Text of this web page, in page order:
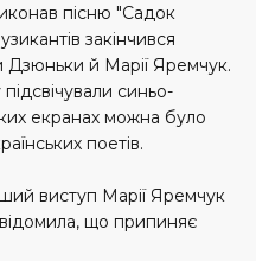
пісню "Садок
закінчився
й Марії Яремчук.
синьо-
екранах можна було
поетів.
виступ Марії Яремчук
що припиняє